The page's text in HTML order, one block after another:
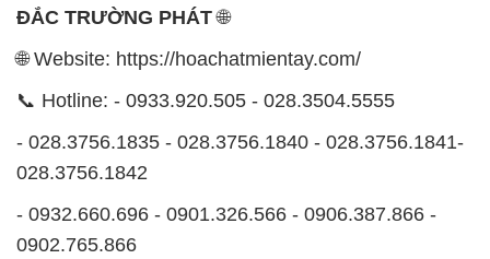
ĐẮC TRƯỜNG PHÁT🌐
🌐 Website: https://hoachatmientay.com/
📞 Hotline: - 0933.920.505 - 028.3504.5555
- 028.3756.1835 - 028.3756.1840 - 028.3756.1841-
028.3756.1842
- 0932.660.696 - 0901.326.566 - 0906.387.866 -
0902.765.866